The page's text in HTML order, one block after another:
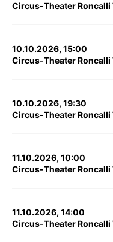
Circus-Theater Roncalli
10.10.2026, 15:00
Circus-Theater Roncalli
10.10.2026, 19:30
Circus-Theater Roncalli
11.10.2026, 10:00
Circus-Theater Roncalli
11.10.2026, 14:00
Circus-Theater Roncalli